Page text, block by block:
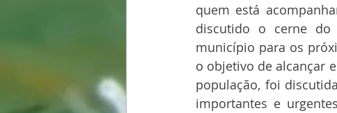
quem está
discutido o cerne do
município para os
o objetivo de alcançar
população, foi
importantes e